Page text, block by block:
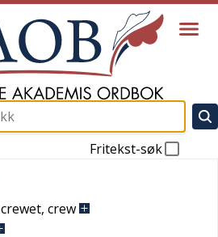
Fritekst-søk
crewet, crew